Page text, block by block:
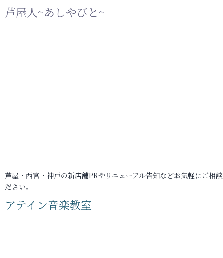
芦屋人~あしやびと~
芦屋・西宮・神戸の新店舗PRやリニューアル告知などお気軽にご相
ださい。
アテイン音楽教室